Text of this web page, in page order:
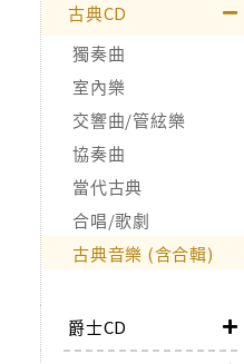
古典CD
獨奏曲
室內樂
交響曲/管絃樂
協奏曲
當代古典
合唱/歌劇
古典音樂 (含合輯)
爵士CD